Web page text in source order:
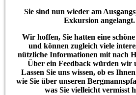
Sie sind nun wieder am
Exkursion angelangt.
Wir hoffen, Sie hatten eine
und können zugleich viele
nützliche Informationen mit nach
Über ein Feedback würden wir
Lassen Sie uns wissen, ob es
wie Sie über unseren
was Sie vielleicht vermisst